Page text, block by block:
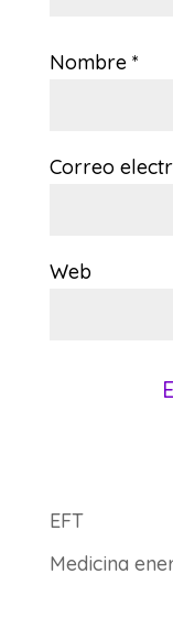
Nombre *
Correo
Web
EFT
Medicina